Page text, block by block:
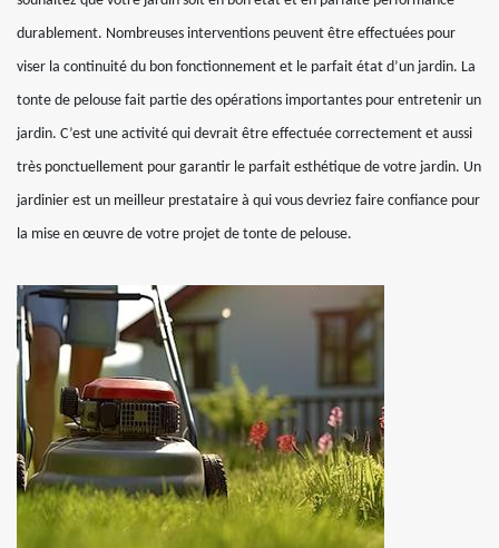
durablement. Nombreuses interventions peuvent être effectuées pour
viser la continuité du bon fonctionnement et le parfait état d’un jardin. La
tonte de pelouse fait partie des opérations importantes pour entretenir un
jardin. C’est une activité qui devrait être effectuée correctement et aussi
très ponctuellement pour garantir le parfait esthétique de votre jardin. Un
jardinier est un meilleur prestataire à qui vous devriez faire confiance pour
la mise en œuvre de votre projet de tonte de pelouse.